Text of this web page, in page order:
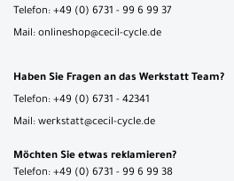
Telefon: +49 (0) 6731 - 99 6 99 37
Mail: onlineshop@cecil-cycle.de
Haben Sie Fragen an das Werkstatt Team?
Telefon: +49 (0) 6731 - 42341
Mail: werkstatt@cecil-cycle.de
Möchten Sie etwas reklamieren?
Telefon: +49 (0) 6731 - 99 6 99 38